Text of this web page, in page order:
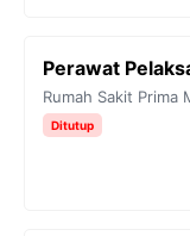
Perawat
Rumah Sakit Prima
Ditutup